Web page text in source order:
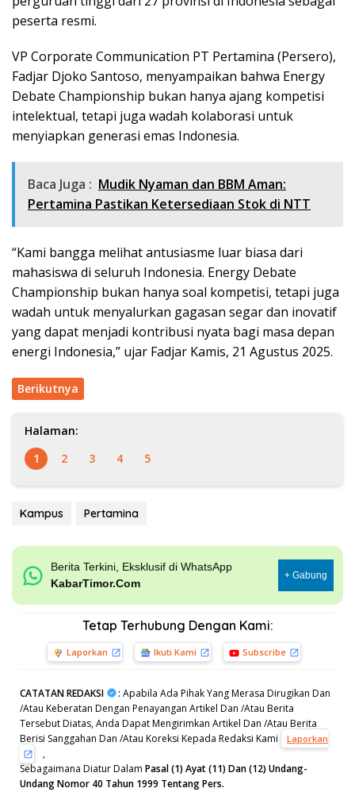
peserta resmi.
VP Corporate Communication PT Pertamina (Persero),
Fadjar Djoko Santoso, menyampaikan bahwa Energy
Debate Championship bukan hanya ajang kompetisi
intelektual, tetapi juga wadah kolaborasi untuk
menyiapkan generasi emas Indonesia.
Baca Juga : Mudik Nyaman dan BBM Aman:
Pertamina Pastikan Ketersediaan Stok di NTT
“Kami bangga melihat antusiasme luar biasa dari
mahasiswa di seluruh Indonesia. Energy Debate
Championship bukan hanya soal kompetisi, tetapi juga
wadah untuk menyalurkan gagasan segar dan inovatif
yang dapat menjadi kontribusi nyata bagi masa depan
energi Indonesia,” ujar Fadjar Kamis, 21 Agustus 2025.
Berikutnya
Halaman:
1
2 3 4 5
Kampus Pertamina
Berita Terkini, Eksklusif di WhatsApp
KabarTimor.Com
+ Gabung
Tetap Terhubung Dengan Kami:
Laporkan Ikuti Kami Subscribe
CATATAN REDAKSI : Apabila Ada Pihak Yang Merasa Dirugikan Dan
/Atau Keberatan Dengan Penayangan Artikel Dan /Atau Berita
Tersebut Diatas, Anda Dapat Mengirimkan Artikel Dan /Atau Berita
Berisi Sanggahan Dan /Atau Koreksi Kepada Redaksi Kami
Laporkan
,
Sebagaimana Diatur Dalam Pasal (1) Ayat (11) Dan (12) Undang-
Undang Nomor 40 Tahun 1999 Tentang Pers.